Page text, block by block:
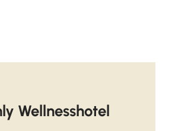
Wellnesshotel